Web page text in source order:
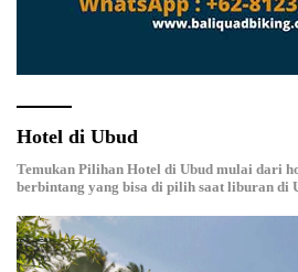
Hotel di Ubud
Temukan Pilihan Hotel di Ubud mulai dari
berbintang yang bisa di pilih saat liburan di